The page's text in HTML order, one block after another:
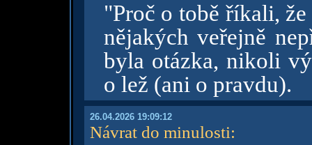
"Proč o tobě říkali, že
nějakých veřejně
byla otázka, nikoli
o lež (ani o pravdu).
26.04.2026 19:09:12
Návrat do minulosti: